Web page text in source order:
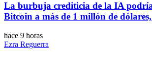
La burbuja crediticia de la IA
Bitcoin a más de 1 millón de
hace 9 horas
Ezra Reguerra